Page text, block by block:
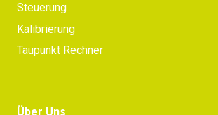
Steuerung
Kalibrierung
Taupunkt Rechner
Über Uns